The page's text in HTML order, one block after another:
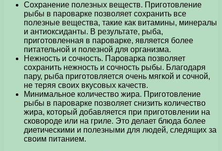
Сохранение полезных веществ. Приготовление
рыбы в пароварке позволяет сохранить все
полезные вещества, такие как витамины, минералы
и антиоксиданты. В результате, рыба,
приготовленная в пароварке, является более
питательной и полезной для организма.
Нежность и сочность. Пароварка позволяет
сохранить нежность и сочность рыбы. Благодаря
пару, рыба приготовляется очень мягкой и сочной,
не теряя своих вкусовых качеств.
Минимальное количество жира. Приготовление
рыбы в пароварке позволяет снизить количество
жира, который добавляется при приготовлении на
сковороде или на гриле. Это делает блюда более
диетическими и полезными для людей, следящих за
своим питанием.